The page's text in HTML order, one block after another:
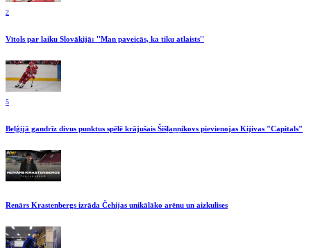
2
Vītols par laiku Slovākijā: ''Man paveicās, ka tiku atlaists''
5
Beļģijā gandrīz divus punktus spēlē krājušais Šišļaņņikovs pievienojas Kijivas "Capitals"
Renārs Krastenbergs izrāda Čehijas unikālāko arēnu un aizkulises